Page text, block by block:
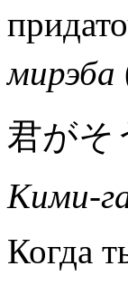
мирэба
君がそ
Кими-
Когда